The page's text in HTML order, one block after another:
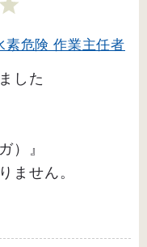
危険 作業主任者
した
）』
ません。